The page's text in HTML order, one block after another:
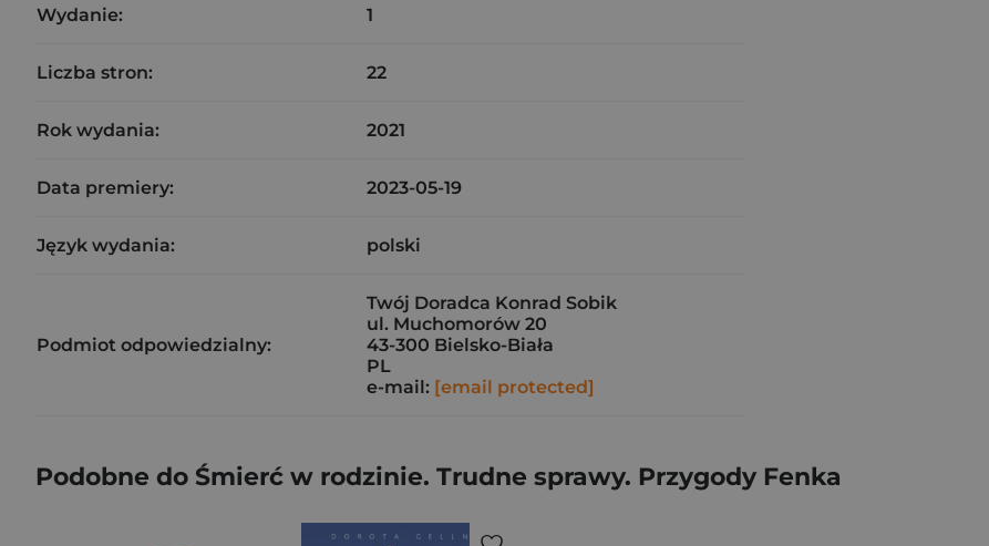
Wydanie: 1
Liczba stron: 22
Rok wydania: 2021
Data premiery: 2023-05-19
Język wydania: polski
Podmiot odpowiedzialny:
Twój Doradca Konrad Sobik
ul. Muchomorów 20
43-300 Bielsko-Biała
PL
e-mail: [email protected]
Podobne do Śmierć w rodzinie. Trudne sprawy. Przygody Fenka